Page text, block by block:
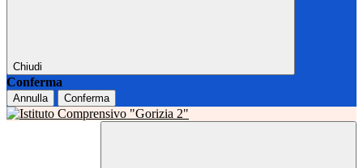
Chiudi
Conferma
Annulla Conferma